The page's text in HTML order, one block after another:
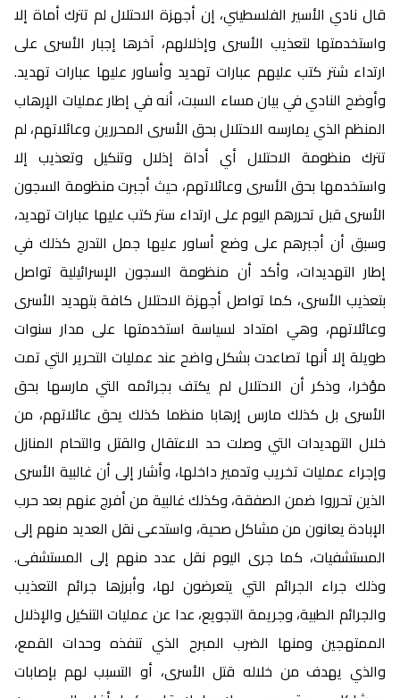
قال نادي الأسير الفلسطيني، إن أجهزة الاحتلال لم تترك أماة إلا
واستخدمتها لتعذيب الأسرى وإذلالهم، آخرها إجبار الأسرى على
ارتداء شتر كتب عليهم عبارات تهديد وأساور عليها عبارات تهديد.
وأوضح النادي في بيان مساء السبت، أنه في إطار عمليات الإرهاب
المنظم الذي يمارسه الاحتلال بحق الأسرى المحررين وعائلاتهم، لم
تترك منظومة الاحتلال أي أداة إذلال وتنكيل وتعذيب إلا
واستخدمها بحق الأسرى وعائلاتهم، حيث أجبرت منظومة السجون
الأسرى قبل تحررهم اليوم على ارتداء ستر كتب عليها عبارات تهديد،
وسبق أن أجبرهم على وضع أساور عليها جمل التدرج كذلك في
إطار التهديدات، وأكد أن منظومة السجون الإسرائيلية تواصل
بتعذيب الأسرى، كما تواصل أجهزة الاحتلال كافة بتهديد الأسرى
وعائلاتهم، وهي امتداد لسياسة استخدمتها على مدار سنوات
طويلة إلا أنها تصاعدت بشكل واضح عند عمليات التحرير التي تمت
مؤخرا، وذكر أن الاحتلال لم يكتف بجرائمه التي مارسها بحق
الأسرى بل كذلك مارس إرهابا منظما كذلك يحق عائلاتهم، من
خلال التهديدات التي وصلت حد الاعتقال والقتل والتحام المنازل
وإجراء عمليات تخريب وتدمير داخلها، وأشار إلى أن غالبية الأسرى
الذين تحرروا ضمن الصفقة، وكذلك غالبية من أفرج عنهم بعد حرب
الإبادة يعانون من مشاكل صحية، واستدعى نقل العديد منهم إلى
المستشفيات، كما جرى اليوم نقل عدد منهم إلى المستشفى.
وذلك جراء الجرائم التي يتعرضون لها، وأبرزها جرائم التعذيب
والجرائم الطبية، وجريمة التجويع، عدا عن عمليات التنكيل والإذلال
الممتهجين ومنها الضرب المبرح الذي تنفذه وحدات القمع،
والذي يهدف من خلاله قتل الأسرى، أو التسبب لهم بإصابات